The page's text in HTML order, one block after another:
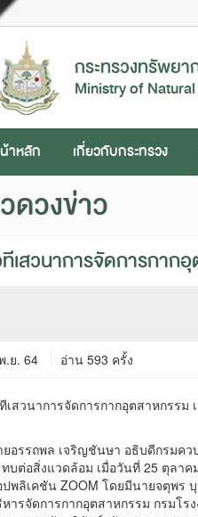
กระทรวงทรัพยา
Ministry of
าหลัก เกี่ยวกับกระทรวง
ดวงข่าว
ทีเสวนาการจัดการกาก
.ย. 64 อ่าน 593 ครั้ง
ทีเสวนาการจัดการกากอุตสาหกรร
อรรถพล เจริญชันษา อธิบดีกรมคว
ทบต่อสิ่งแวดล้อม เมื่อวันที่ 25 ตุลา
ปพลิเคชัน ZOOM โดยมีนายจตุพร
ารจัดการกากอุตสาหกรรม กรมโ